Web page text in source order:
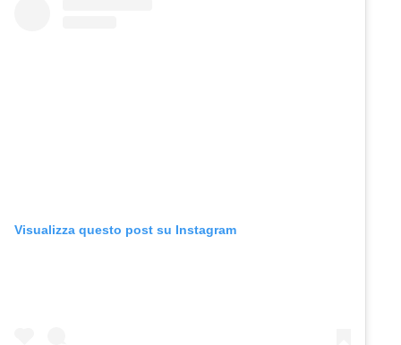
Visualizza questo post su Instagram